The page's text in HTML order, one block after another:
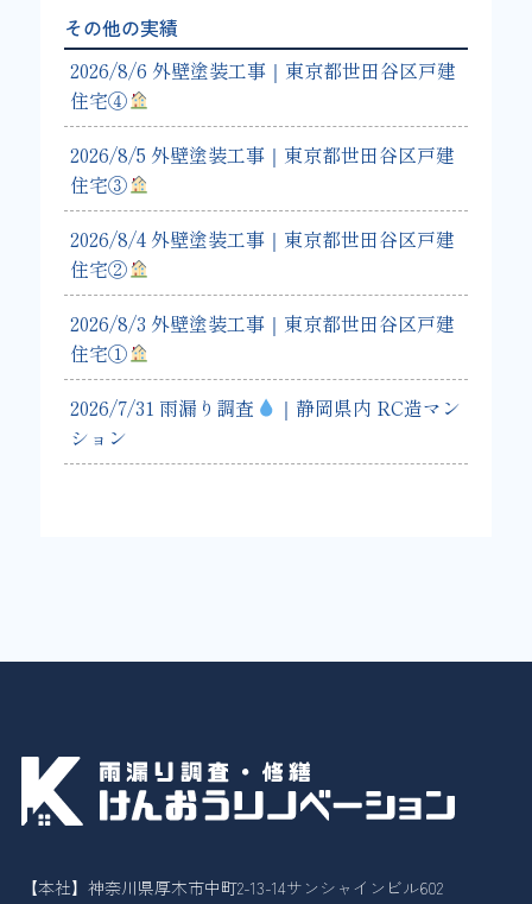
その他の実績
2026/8/6 外壁塗装工事｜東京都世田谷区戸建
住宅④
2026/8/5 外壁塗装工事｜東京都世田谷区戸建
住宅③
2026/8/4 外壁塗装工事｜東京都世田谷区戸建
住宅②
2026/8/3 外壁塗装工事｜東京都世田谷区戸建
住宅①
2026/7/31 雨漏り調査
｜静岡県内 RC造マン
ション
【本社】神奈川県厚木市中町2-13-14サンシャインビル602